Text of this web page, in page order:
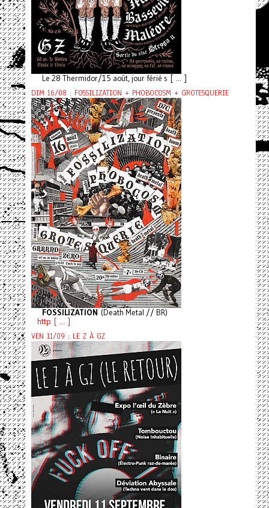
Le 28 Thermidor/15 août, jour férié s [ ... ]
DIM 16/08 : FOSSILIZATION + PHOBOCOSM + GROTESQUERIE
FOSSILIZATION (Death Metal // BR)
http [ ... ]
VEN 11/09 : LE Z À GZ